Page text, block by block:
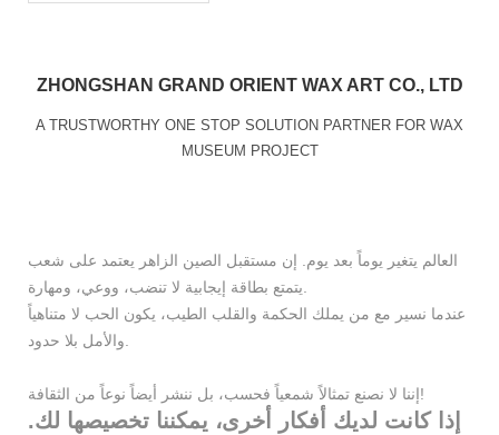
ZHONGSHAN GRAND ORIENT WAX ART CO., LTD
A TRUSTWORTHY ONE STOP SOLUTION PARTNER FOR WAX
MUSEUM PROJECT
العالم يتغير يوماً بعد يوم. إن مستقبل الصين الزاهر يعتمد على شعب
عندما نسير مع من يملك الحكمة والقلب الطيب، يكون الحب لا متناهياً
إننا لا نصنع تمثالاً شمعياً فحسب، بل ننشر أيضاً نوعاً من الثقافة!
إذا كانت لديك أفكار أخرى، يمكننا تخصيصها لك.